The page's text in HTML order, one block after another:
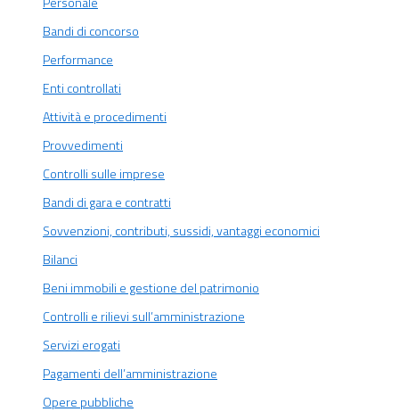
Bandi di concorso
Performance
Enti controllati
Attività e procedimenti
Provvedimenti
Controlli sulle imprese
Bandi di gara e contratti
Sovvenzioni, contributi, sussidi, vantaggi economici
Bilanci
Beni immobili e gestione del patrimonio
Controlli e rilievi sull’amministrazione
Servizi erogati
Pagamenti dell’amministrazione
Opere pubbliche